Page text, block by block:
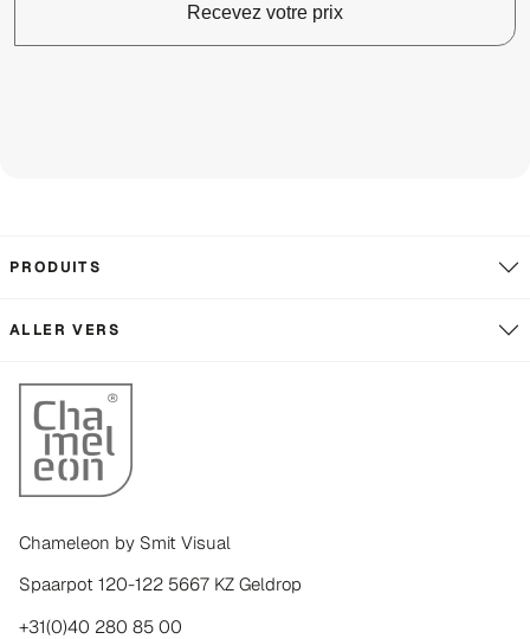
Recevez votre prix
PRODUITS
ALLER VERS
Chameleon by Smit Visual
Spaarpot 120-122 5667 KZ Geldrop
+31(0)40 280 85 00